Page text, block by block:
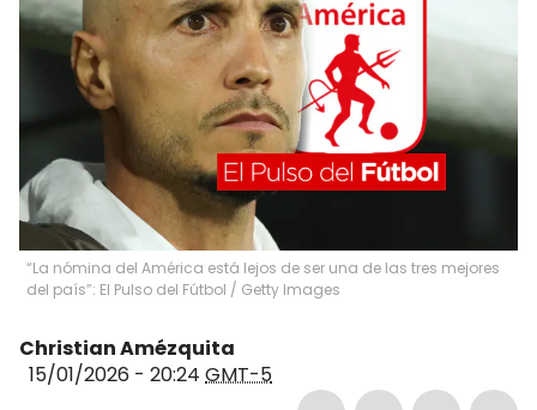
“La nómina del América está lejos de ser una de las tres mejores
del país”: El Pulso del Fútbol / Getty Images
Christian Amézquita
15/01/2026 - 20:24 GMT-5